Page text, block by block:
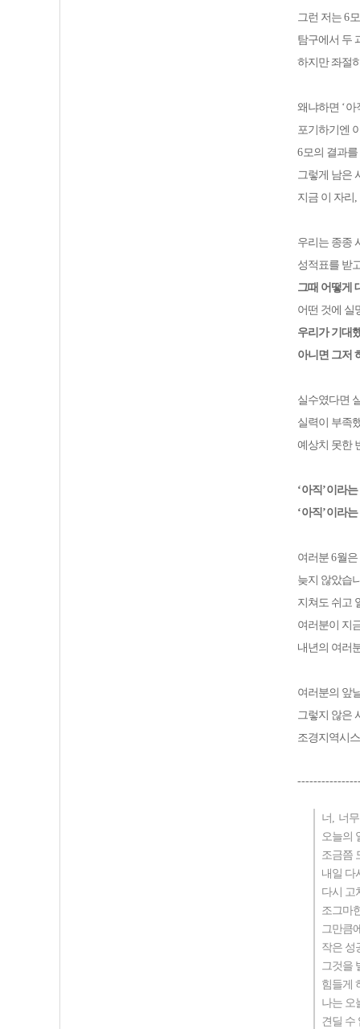
그런 저는 6
탐구에서 두
하지만 좌절
왜냐하면 ‘아
포기하기엔
6모의 결과
그렇게 남은
지금 이 자리
우리는 종종
성적표를 받
그때 어떻게
어떤 것에 실
우리가 기대
아니면 그저
실수였다면
실력이 부족
예상치 못한
‘아직’이라
‘아직’이라
여러분 6월은
늦지 않았습
지쳐도 쉬고
여 러분이 지
내년의 여러
여러분의 앞
그렇지 않은
조경지역시
너
너
오늘의
조금쯤
내일 다
다시 고
조그마
그만큼
작은 성
그것을
힘들게
나는 오
견딜 수